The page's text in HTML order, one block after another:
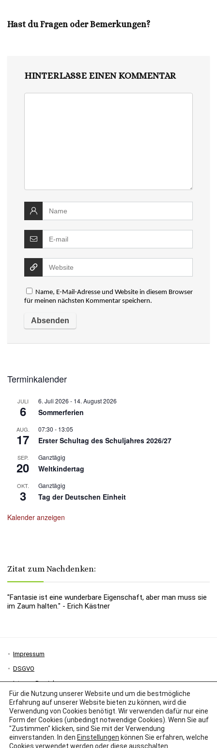
Hast du Fragen oder Bemerkungen?
HINTERLASSE EINEN KOMMENTAR
Name, E-Mail-Adresse und Website in diesem Browser
für meinen nächsten Kommentar speichern.
Terminkalender
JULI
6
6. Juli 2026 - 14. August 2026
Sommerferien
AUG.
17
07:30 - 13:05
Erster Schultag des Schuljahres 2026/27
SEP.
20
Ganztägig
Weltkindertag
OKT.
3
Ganztägig
Tag der Deutschen Einheit
Kalender anzeigen
Zitat zum Nachdenken:
"Fantasie ist eine wunderbare Eigenschaft, aber man muss sie
im Zaum halten." - Erich Kästner
Impressum
DSGVO
Interner Bereich
Für die Nutzung unserer Website und um die bestmögliche
Erfahrung auf unserer Website bieten zu können, wird die
Verwendung von Cookies benötigt. Wir verwenden dafür nur eine
Form der Cookies (unbedingt notwendige Cookies). Wenn Sie auf
"Zustimmen" klicken, sind Sie mit der Verwendung
einverstanden. In den Einstellungen können Sie erfahren, welche
Cookies verwendet werden oder diese ausschalten.